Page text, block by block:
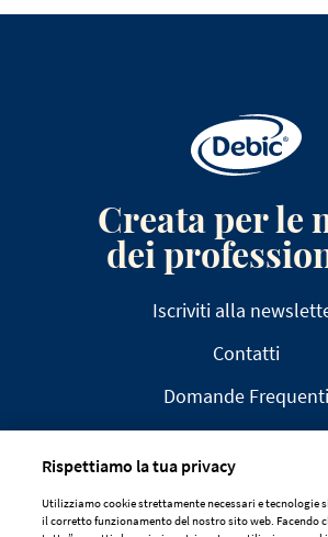
Creata per le
dei
Iscriviti alla
Contatti
Domande Frequenti
Rispettiamo la tua privacy
Utilizziamo cookie strettamente necessari e tecnologie
il corretto funzionamento del nostro sito web. Facendo